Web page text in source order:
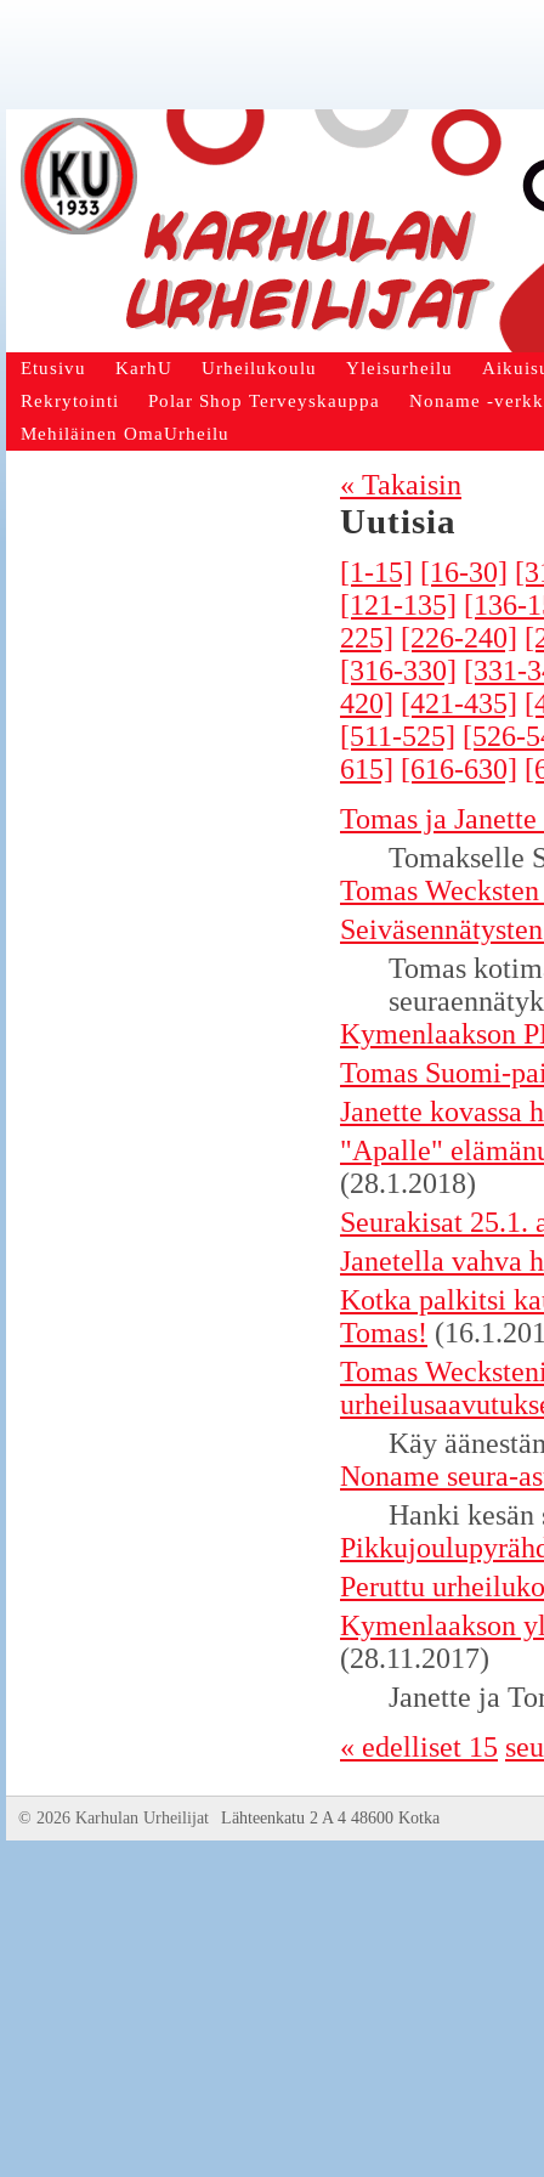
Etusivu KarhU Urheilukoulu Yleisurheilu
Rekrytointi
Polar Shop Terveyskauppa
Noname -
Mehiläinen OmaUrheilu
« Takaisin
Uutisia
[1-15] [16-30]
[121-135] [136-
225] [226-240]
[316-330] [331-
420] [421-435]
[511-525] [526-
615] [616-630]
Tomas ja
Tomakselle
Tomas
Tomas
Kymenlaakson
Tomas Suomi-
Janette kovassa
"Apalle"
(28.1.2018)
Seurakisat
Janetella vahva
Kotka palkitsi
Tomas!
Tomas
Käy
Noname seura-
Hanki kesän
Peruttu
Kymenlaakson
(28.11.2017)
Janette ja
« edelliset 15
© 2026 Karhulan Urheilijat Lähteenkatu 2 A 4 48600 Kotka